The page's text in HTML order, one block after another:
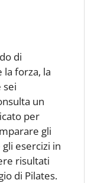
di
forza, la
sei
un
per
gli
esercizi in
risultati
di Pilates.